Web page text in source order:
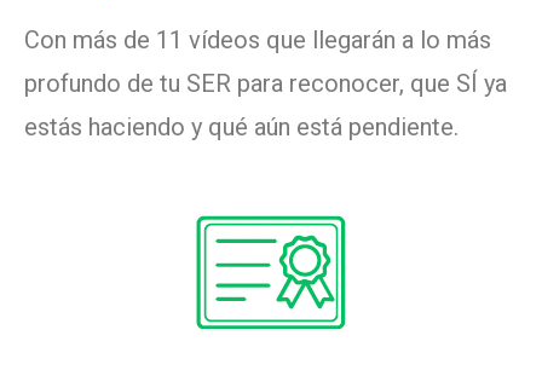
Con más de 11 vídeos que llegarán a lo más
profundo de tu SER para reconocer, que SÍ ya
estás haciendo y qué aún está pendiente.